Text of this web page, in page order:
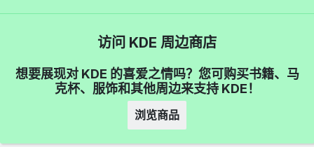
访问 KDE 周边商店
想要展现对 KDE 的喜爱之情吗？您可购买书籍、马
克杯、服饰和其他周边来支持 KDE！
浏览商品